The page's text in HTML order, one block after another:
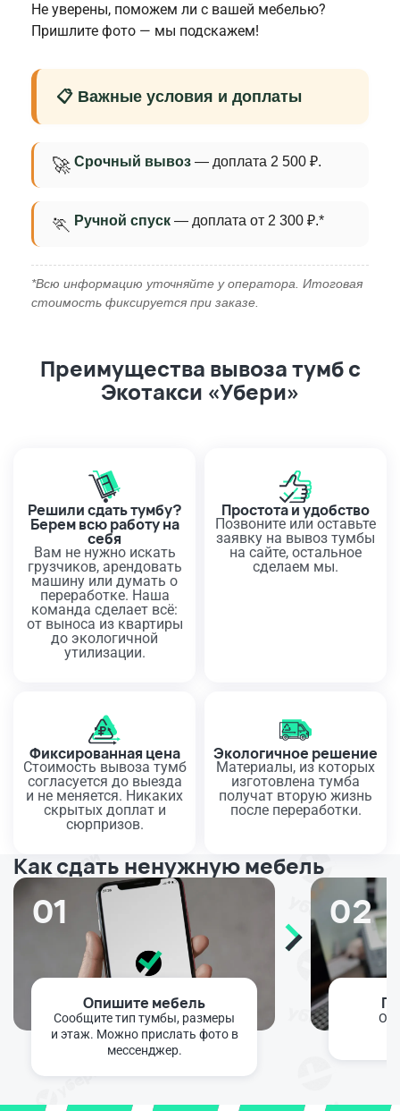
Не уверены, поможем ли с вашей мебелью?
Пришлите фото — мы подскажем!
📋 Важные условия и доплаты
🚀 Срочный вывоз — доплата 2 500 ₽.
🏃 Ручной спуск — доплата от 2 300 ₽.*
*Всю информацию уточняйте у оператора. Итоговая
стоимость фиксируется при заказе.
Преимущества вывоза тумб с
Экотакси «Убери»
Решили сдать тумбу?
Берем всю работу на
себя
Вам не нужно искать
грузчиков, арендовать
машину или думать о
переработке. Наша
команда сделает всё:
от выноса из квартиры
до экологичной
утилизации.
Простота и удобство
Позвоните или оставьте
заявку на вывоз тумбы
на сайте, остальное
сделаем мы.
Фиксированная цена
Стоимость вывоза тумб
согласуется до выезда
и не меняется. Никаких
скрытых доплат и
сюрпризов.
Экологичное решение
Материалы, из которых
изготовлена тумба
получат вторую жизнь
после переработки.
Как сдать ненужную мебель
01
Опишите мебель
Сообщите тип тумбы, размеры
и этаж. Можно прислать фото в
мессенджер.
02